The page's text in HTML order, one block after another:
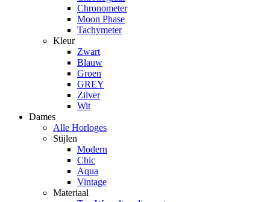
Chronometer
Moon Phase
Tachymeter
Kleur
Zwart
Blauw
Groen
GREY
Zilver
Wit
Dames
Alle Horloges
Stijlen
Modern
Chic
Aqua
Vintage
Materiaal